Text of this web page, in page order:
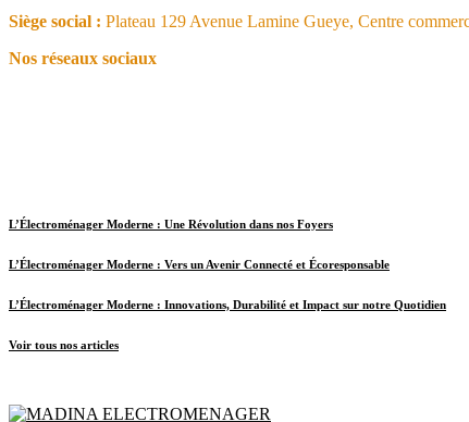
Siège social : Plateau 129 Avenue Lamine Gueye, Centre
Nos réseaux sociaux
L’Électroménager Moderne : Une Révolution dans nos Foyers
L’Électroménager Moderne : Vers un Avenir Connecté et Écoresponsable
L’Électroménager Moderne : Innovations, Durabilité et Impact sur notre Quotidien
Voir tous nos articles